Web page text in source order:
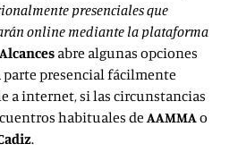
presenciales que
online mediante la plataforma
Alcances abre algunas opciones
presencial fácilmente
a internet, si las circunstancias
habituales deAAMMAo
.